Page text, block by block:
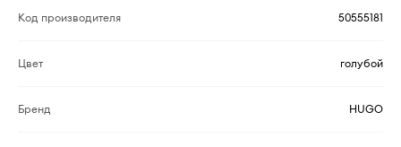
Код производителя 50555181
Цвет голубой
Бренд HUGO